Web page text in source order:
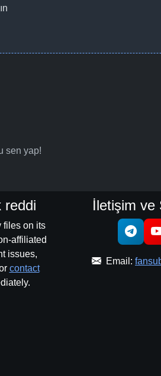
sen yap!
reddi
files on its
affiliated
issues,
contact
İletişim ve
Email: